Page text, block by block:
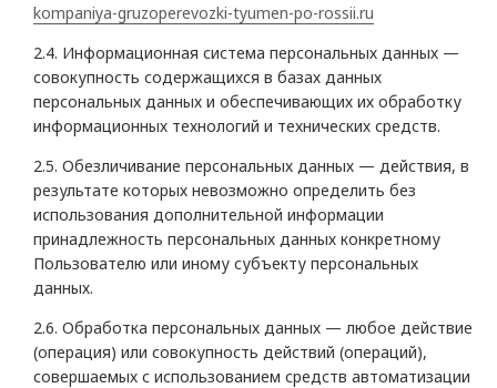
kompaniya-gruzoperevozki-tyumen-po-rossii.ru
2.4. Информационная система персональных данных —
совокупность содержащихся в базах данных
персональных данных и обеспечивающих их обработку
информационных технологий и технических средств.
2.5. Обезличивание персональных данных — действия, в
результате которых невозможно определить без
использования дополнительной информации
принадлежность персональных данных конкретному
Пользователю или иному субъекту персональных
данных.
2.6. Обработка персональных данных — любое действие
(операция) или совокупность действий (операций),
совершаемых с использованием средств автоматизации